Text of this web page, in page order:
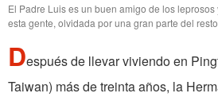
El Padre Luis es un buen amigo de los
esta gente, olvidada por una gran parte del
Después de llevar viviendo en
Taiwan) más de treinta años, la